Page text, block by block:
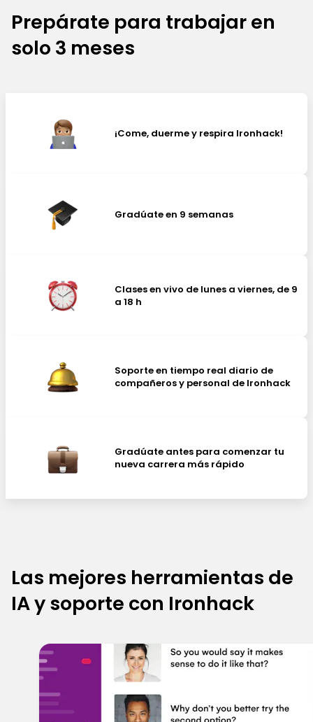
Prepárate para trabajar en
solo 3 meses
¡Come, duerme y respira Ironhack!
Gradúate en 9 semanas
Clases en vivo de lunes a viernes, de 9
a 18 h
Soporte en tiempo real diario de
compañeros y personal de Ironhack
Gradúate antes para comenzar tu
nueva carrera más rápido
Las mejores herramientas de
IA y soporte con Ironhack